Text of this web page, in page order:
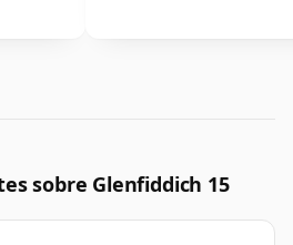
sobre Glenfiddich 15